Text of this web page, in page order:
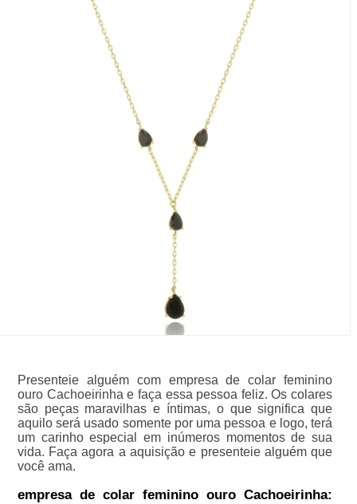
Presenteie alguém com empresa de colar feminino
ouro Cachoeirinha e faça essa pessoa feliz. Os colares
são peças maravilhas e íntimas, o que significa que
aquilo será usado somente por uma pessoa e logo, terá
um carinho especial em inúmeros momentos de sua
vida. Faça agora a aquisição e presenteie alguém que
você ama.
empresa de colar feminino ouro Cachoeirinha: